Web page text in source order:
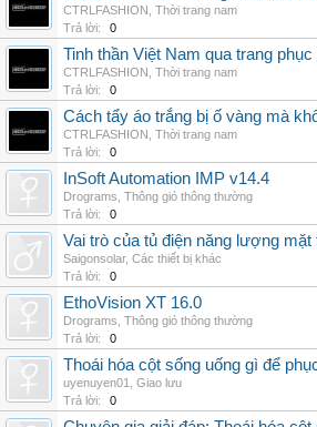
CTRLFASHION Thời trang nam
Trả lời:
0
Tinh thần Việt Nam qua trang
CTRLFASHION Thời trang nam
Trả lời:
0
Cách tẩy áo trắng bị ố vàng mà
CTRLFASHION Thời trang nam
Trả lời:
0
InSoft Automation IMP v14.4
Drograms Thông gió thông thường
Trả lời:
0
Vai trò của tủ điện năng lượng
Saigonsolar, Các thiết bị khác
Trả lời:
0
EthoVision XT 16.0
Drograms Thông gió thông thường
Trả lời:
0
Thoái hóa cột sống uống gì để
uyenuyen01
Giao lưu
Trả lời:
0